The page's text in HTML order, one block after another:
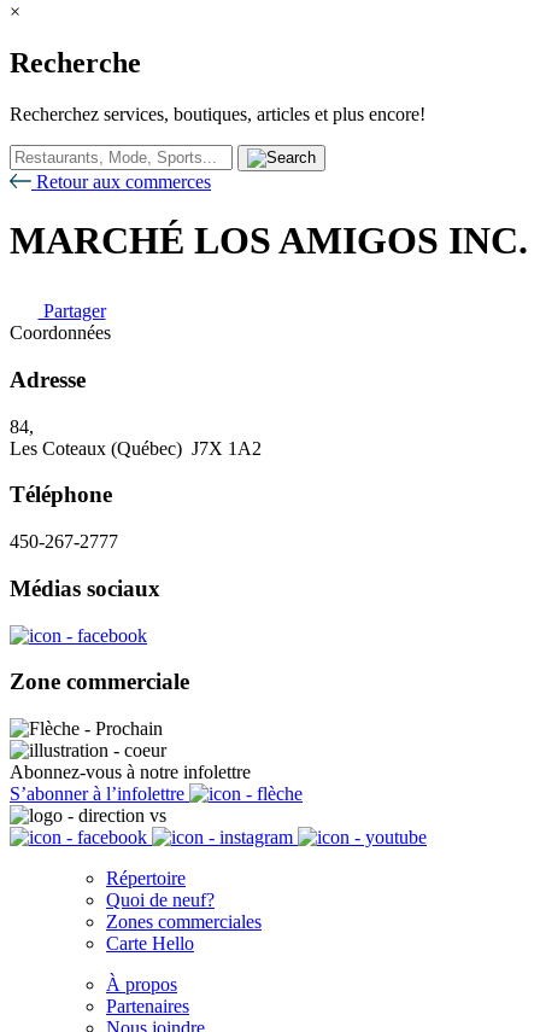
×
Recherche
Recherchez services, boutiques, articles et plus encore!
Retour aux commerces
MARCHÉ LOS AMIGOS INC.
Partager
Coordonnées
Adresse
84,
Les Coteaux (Québec) J7X 1A2
Téléphone
450-267-2777
Médias sociaux
Zone commerciale
Abonnez-vous à notre infolettre
S’abonner à l’infolettre
Répertoire
Quoi de neuf?
Zones commerciales
Carte Hello
À propos
Partenaires
Nous joindre